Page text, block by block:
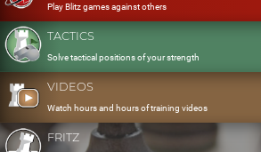
Play Blitz games against others
TACTICS
Solve tactical positions of your strength
VIDEOS
Watch hours and hours of training videos
FRITZ